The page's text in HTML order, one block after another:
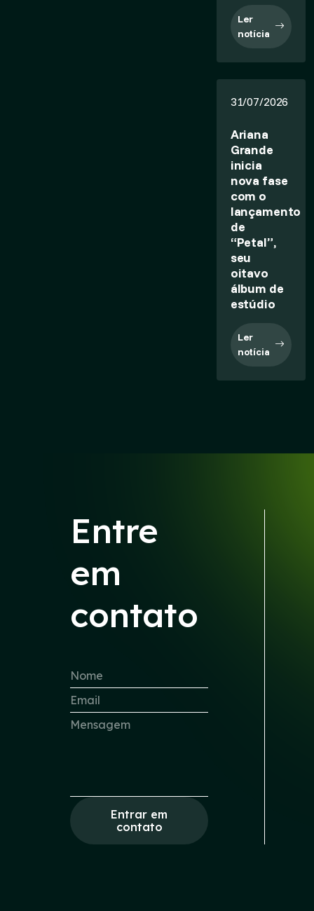
Ler
notícia
31/07/2026
Ariana
Grande
inicia
nova fase
com o
lançamento
de
“Petal”,
seu
oitavo
álbum de
estúdio
Ler
notícia
Entre
em
contato
Entrar em
contato